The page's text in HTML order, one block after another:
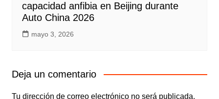
capacidad anfibia en Beijing durante
Auto China 2026
mayo 3, 2026
Deja un comentario
Tu dirección de correo electrónico no será publicada.